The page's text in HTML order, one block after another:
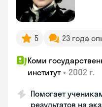
5 23 года
Коми
институт • 2002 г.
Помогает
результатов на